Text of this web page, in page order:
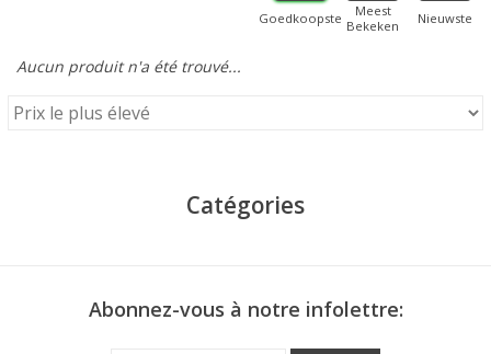
Goedkoopste
Meest
Bekeken
Nieuwste
Aucun produit n'a été trouvé...
Catégories
Abonnez-vous à notre infolettre: